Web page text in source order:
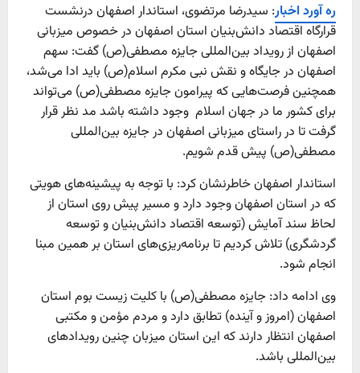
ره آورد اخبار: سیدرضا مرتضوی، استاندار اصفهان درنشست
قرارگاه اقتصاد دانش‌بنیان استان اصفهان در خصوص میزبانی
اصفهان از رویداد بین‌المللی جایزه مصطفی(ص) گفت: سهم
اصفهان در جایگاه و نقش نبی مکرم اسلام(ص) باید ادا می‌شد،
همچنین فرصت‌هایی که پیرامون جایزه مصطفی(ص) می‌تواند
برای کشور ما در جهان اسلام وجود داشته باشد مد نظر قرار
گرفت تا در راستای میزبانی اصفهان در جایزه بین‌المللی
مصطفی(ص) پیش قدم شویم.
استاندار اصفهان خاطرنشان کرد: با توجه به پیشینه‌های هویتی
که در استان اصفهان وجود دارد و مسیر پیش روی استان از
لحاظ سند آمایش (توسعه اقتصاد دانش‌بنیان و توسعه
گردشگری) تلاش کردیم تا برنامه‌ریزی‌های استان بر همین مبنا
انجام شود.
وی ادامه داد: جایزه مصطفی(ص) با کلیت زیست بوم استان
اصفهان (امروز و آینده) تطابق دارد و مردم مؤمن و مکتبی
اصفهان انتظار دارند که این استان میزبان چنین رویدادهای
بین‌المللی باشد.